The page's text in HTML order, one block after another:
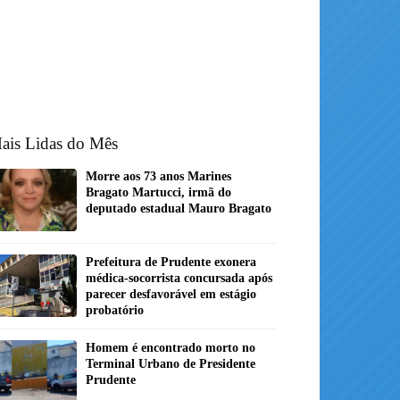
Lidas do Mês
Morre aos 73 anos Marines
Bragato Martucci, irmã do
deputado estadual Mauro Bragato
Prefeitura de Prudente exonera
médica-socorrista concursada após
parecer desfavorável em estágio
probatório
Homem é encontrado morto no
Terminal Urbano de Presidente
Prudente